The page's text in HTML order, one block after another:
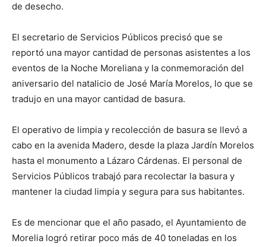
de desecho.
El secretario de Servicios Públicos precisó que se
reportó una mayor cantidad de personas asistentes a los
eventos de la Noche Moreliana y la conmemoración del
aniversario del natalicio de José María Morelos, lo que se
tradujo en una mayor cantidad de basura.
El operativo de limpia y recolección de basura se llevó a
cabo en la avenida Madero, desde la plaza Jardín Morelos
hasta el monumento a Lázaro Cárdenas. El personal de
Servicios Públicos trabajó para recolectar la basura y
mantener la ciudad limpia y segura para sus habitantes.
Es de mencionar que el año pasado, el Ayuntamiento de
Morelia logró retirar poco más de 40 toneladas en los